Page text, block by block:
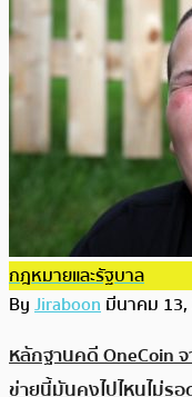
กฎหมายและรัฐบาล
ByJiraboonมีนาคม
หลักฐานคดี OneCoin
ข่ายนี้มันคงไปไหนไม่ร